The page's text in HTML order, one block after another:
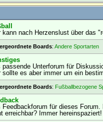
kann nach Herzenslust über das
Boards:Andere Sportarten
passende Unterforum für
sollte es aber immer um ein
Boards: Fußballbezogene
Feedbackforum für dieses
erreichbar? Immer hereinspaziert!